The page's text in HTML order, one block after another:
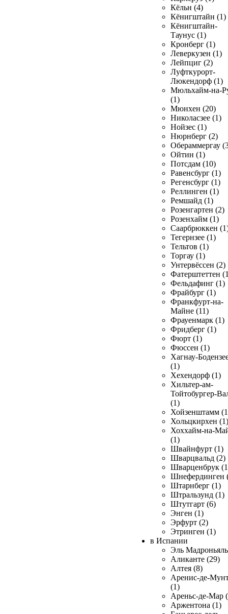
Кёльн (4)
Кёнигштайн (1)
Кёнигштайн-
Таунус (1)
Кронберг (1)
Леверкузен (1)
Лейпциг (2)
Луфткурорт-
Люкендорф (1)
Мюльхайм-на-
(1)
Мюнхен (20)
Николасзее (1)
Нойзес (1)
Нюрнберг (2)
Обераммергау
Ойтин (1)
Потсдам (10)
Равенсбург (1)
Регенсбург (1)
Реллинген (1)
Ремшайд (1)
Розенгартен (2)
Розенхайм (1)
Саарбрюккен
Тегернзее (1)
Тельтов (1)
Торгау (1)
Унтервёссен (2)
Фатерштеттен
Фельдафинг (1)
Фрайбург (1)
Франкфурт-на-
Майне (11)
Фрауенмарк (1)
Фридберг (1)
Фюрт (1)
Фюссен (1)
Хагнау-
(1)
Хехендорф (1)
Хильтер-ам-
Тойтобургер-
(1)
Хойзенштамм
Хольцкирхен (1)
Хоххайм-на-
(1)
Швайнфурт (1)
Шварцвальд (2)
Шварценбрук
Шнефердинген
Штарнберг (1)
Штральзунд (1)
Штутгарт (6)
Энген (1)
Эрфурт (2)
Этринген (1)
в Испании
Эль
Аликанте (29)
Алтея (8)
Аренис-де-
(1)
Ареньс-де-Мар
Аржентона (1)